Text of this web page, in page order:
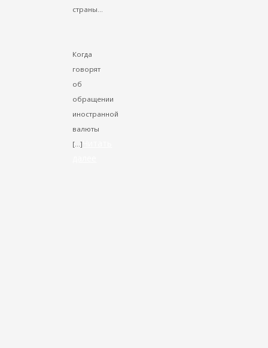
страны...
Когда
говорят
об
обращении
иностранной
валюты
[…]